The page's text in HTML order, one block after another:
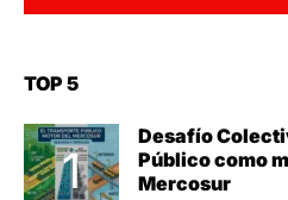
TOP 5
Desafío
Público como
Mercosur